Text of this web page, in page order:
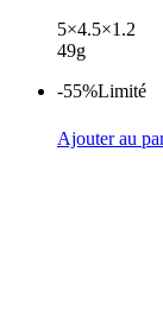
5×4.5×1.2
49g
-55%Limité
Ajouter au